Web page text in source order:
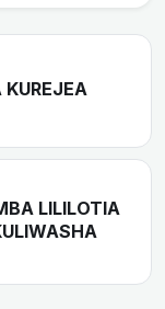
KUREJEA
LILILOTIA